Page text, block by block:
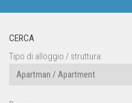
CERCA
Tipo di alloggio / struttura: